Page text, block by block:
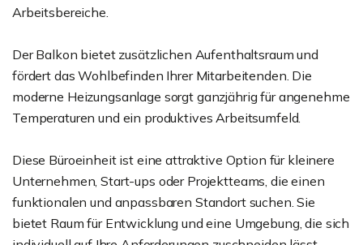
Arbeitsbereiche.
Der Balkon bietet zusätzlichen Aufenthaltsraum und
fördert das Wohlbefinden Ihrer Mitarbeitenden. Die
moderne Heizungsanlage sorgt ganzjährig für angenehme
Temperaturen und ein produktives Arbeitsumfeld.
Diese Büroeinheit ist eine attraktive Option für kleinere
Unternehmen, Start-ups oder Projektteams, die einen
funktionalen und anpassbaren Standort suchen. Sie
bietet Raum für Entwicklung und eine Umgebung, die sich